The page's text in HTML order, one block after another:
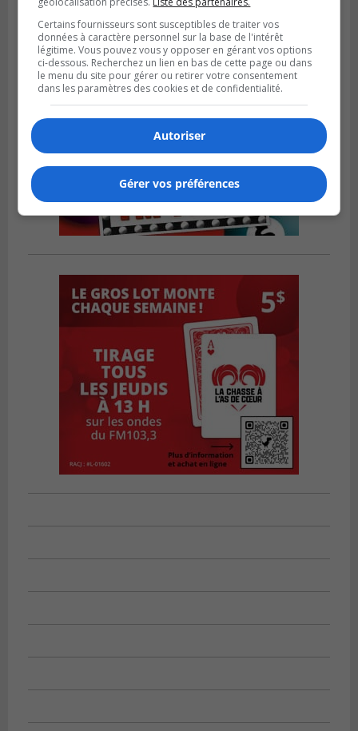
Certains fournisseurs sont susceptibles de traiter vos
données à caractère personnel sur la base de l'intérêt
légitime. Vous pouvez vous y opposer en gérant vos options
ci-dessous. Recherchez un lien en bas de cette page ou dans
le menu du site pour gérer ou retirer votre consentement
dans les paramètres des cookies et de confidentialité.
Autoriser
Gérer vos préférences